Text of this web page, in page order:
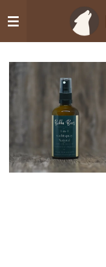
direct
naar